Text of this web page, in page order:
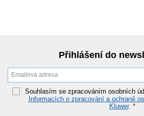
Přihlášení do
Souhlasím se zpracováním osobních
Informacích o zpracování a ochraně
Kluwer. *